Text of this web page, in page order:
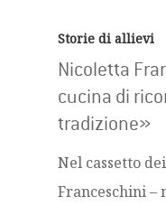
Storie di allievi
Nicoletta
cucina di
tradizione»
Nel cassetto
Franceschini –